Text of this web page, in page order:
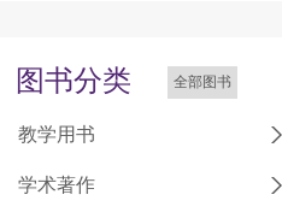
图书分类 全部图书
教学用书
学术著作